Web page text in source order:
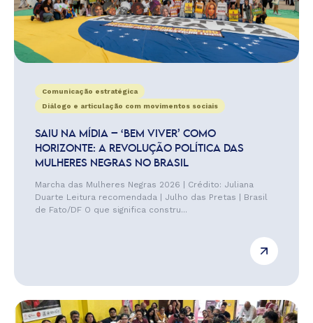
Comunicação estratégica
Diálogo e articulação com movimentos sociais
SAIU NA MÍDIA – ‘BEM VIVER’ COMO
HORIZONTE: A REVOLUÇÃO POLÍTICA DAS
MULHERES NEGRAS NO BRASIL
Marcha das Mulheres Negras 2026 | Crédito: Juliana
Duarte Leitura recomendada | Julho das Pretas | Brasil
de Fato/DF O que significa constru...